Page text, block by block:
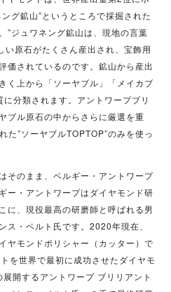
グ鉱山”というところで採掘された
”ジュワネング鉱山は、現地の言葉
い原石がたくさん産出され、宝飾用
価されているのです。鉱山から産出
く上から「ソーヤブル」「メイカブ
分類されます。アントワープブリ
ブル原石の中からさらに厳選を重
た”ソーヤブルTOPTOP”のみを使っ
そのまま、ベルギー・アントワープ
ー・アントワープはダイヤモンド研
に、現役最高の研磨師と呼ばれる男
ス・ベルト氏です。2020年現在、
ヤモンドポリシャー（カッター）で
を世界で最初に成功させたダイヤモ
開するアントワープ ブリリアント